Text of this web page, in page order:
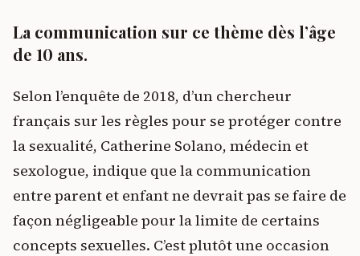
La communication sur ce thème dès l’âge
de 10 ans.
Selon l’enquête de 2018, d’un chercheur
français sur les règles pour se protéger contre
la sexualité, Catherine Solano, médecin et
sexologue, indique que la communication
entre parent et enfant ne devrait pas se faire de
façon négligeable pour la limite de certains
concepts sexuelles. C’est plutôt une occasion